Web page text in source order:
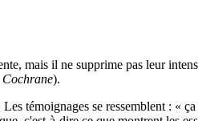
mais il ne supprime pas leur
).
témoignages se ressemblent : «